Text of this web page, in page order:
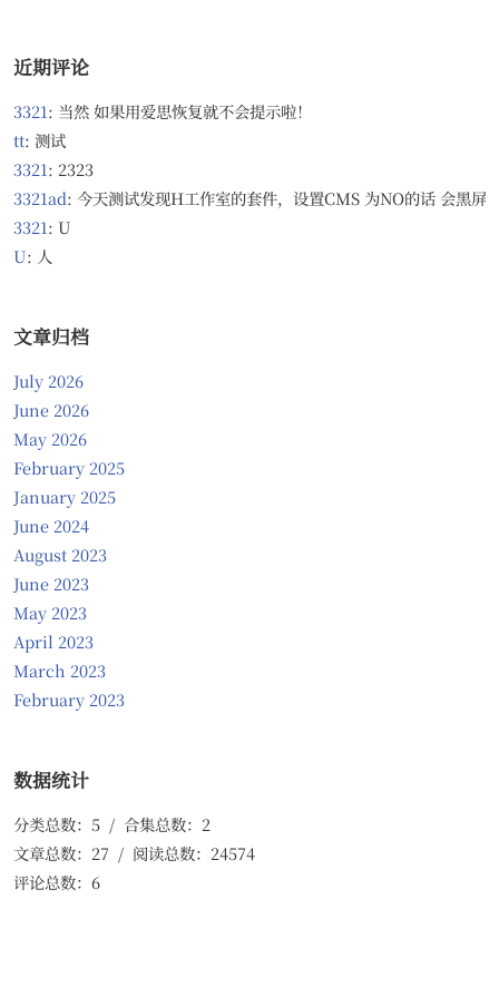
近期评论
3321: 当然 如果用爱思恢复就不会提示啦！
tt: 测试
3321: 2323
3321ad: 今天测试发现H工作室的套件，设置CMS 为NO的话 会黑屏
3321: U
U: 人
文章归档
July 2026
June 2026
May 2026
February 2025
January 2025
June 2024
August 2023
June 2023
May 2023
April 2023
March 2023
February 2023
数据统计
分类总数：5 / 合集总数：2
文章总数：27 / 阅读总数：24574
评论总数：6